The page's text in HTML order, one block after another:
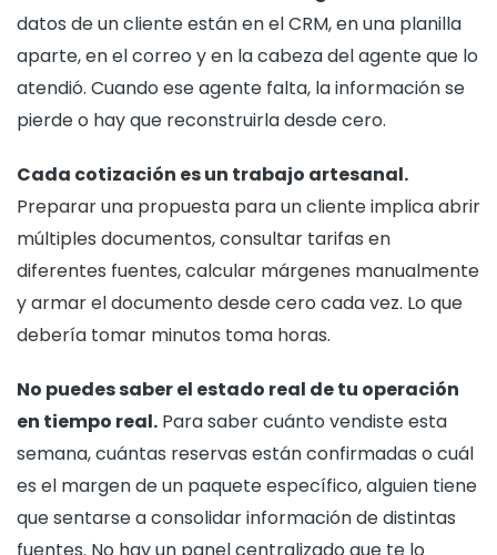
datos de un cliente están en el CRM, en una planilla
aparte, en el correo y en la cabeza del agente que lo
atendió. Cuando ese agente falta, la información se
pierde o hay que reconstruirla desde cero.
Cada cotización es un trabajo artesanal.
Preparar una propuesta para un cliente implica abrir
múltiples documentos, consultar tarifas en
diferentes fuentes, calcular márgenes manualmente
y armar el documento desde cero cada vez. Lo que
debería tomar minutos toma horas.
No puedes saber el estado real de tu operación
en tiempo real. Para saber cuánto vendiste esta
semana, cuántas reservas están confirmadas o cuál
es el margen de un paquete específico, alguien tiene
que sentarse a consolidar información de distintas